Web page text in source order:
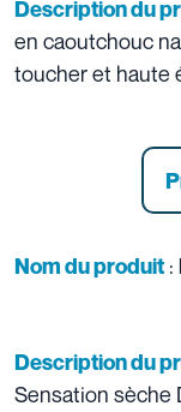
Description du
en caoutchouc
toucher et haute
Nom du produit :
Description du
Sensation sèche